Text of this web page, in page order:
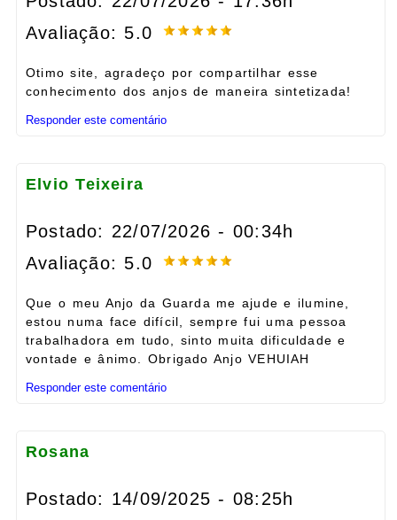
Avaliação: 5.0
Otimo site, agradeço por compartilhar esse
conhecimento dos anjos de maneira sintetizada!
Responder este comentário
Elvio Teixeira
Postado: 22/07/2026 - 00:34h
Avaliação: 5.0
Que o meu Anjo da Guarda me ajude e ilumine,
estou numa face difícil, sempre fui uma pessoa
trabalhadora em tudo, sinto muita dificuldade e
vontade e ânimo. Obrigado Anjo VEHUIAH
Responder este comentário
Rosana
Postado: 14/09/2025 - 08:25h